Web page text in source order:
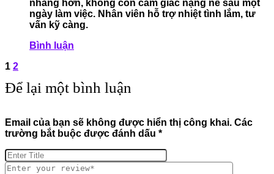
nhàng hơn, không còn cảm giác nặng nề sau một
ngày làm việc. Nhân viên hỗ trợ nhiệt tình lắm, tư
vấn kỹ càng.
Bình luận
1 2
Để lại một bình luận
Email của bạn sẽ không được hiển thị công khai. Các
trường bắt buộc được đánh dấu *